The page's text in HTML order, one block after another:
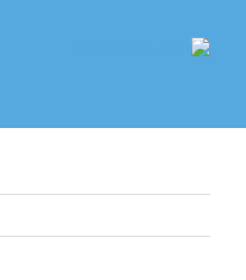
לתוכן
עמוד הבית
סיפורי חונכויות